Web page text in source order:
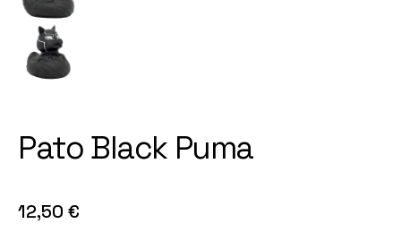
Pato Black Puma
12,50 €